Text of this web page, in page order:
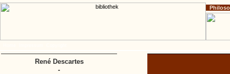
René Descartes
-